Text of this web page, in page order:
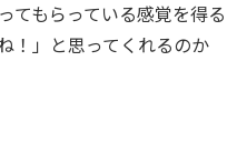
てもらっている感覚を得る
！」と思ってくれるのか